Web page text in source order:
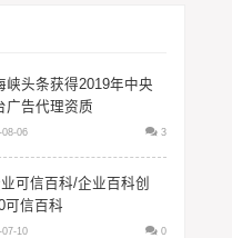
峡头条获得2019年中央
广告代理资质
08-06 3
可信百科/企业百科创
可信百科
07-10 0